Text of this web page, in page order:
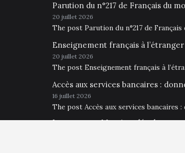
Parution du n°217 de Français du
20 juillet 2026
The post Parution du n°217 de
Enseignement français à
20 juillet 2026
The post Enseignement français à
Accès aux services bancaires :
16 juillet 2026
The post Accès aux services bancaires
Impressum • Mentions légales